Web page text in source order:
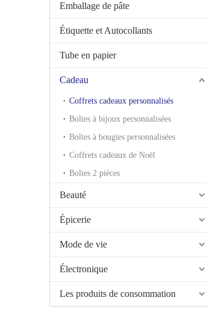
Emballage de pâte
Étiquette et Autocollants
Tube en papier
Cadeau
Coffrets cadeaux personnalisés
Boîtes à bijoux personnalisées
Boîtes à bougies personnalisées
Coffrets cadeaux de Noël
Boîtes 2 pièces
Beauté
Épicerie
Mode de vie
Électronique
Les produits de consommation